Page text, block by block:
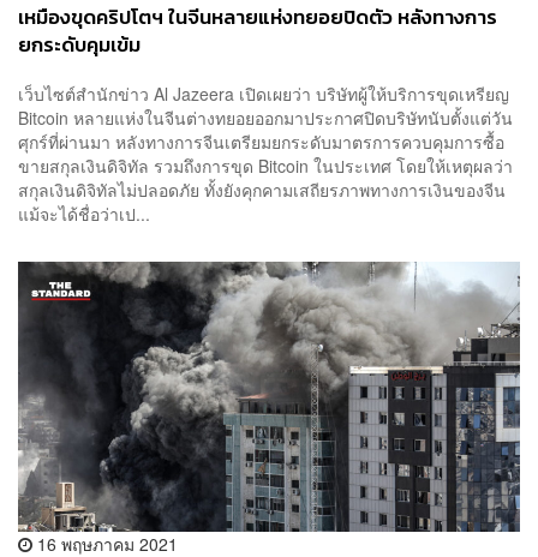
เหมืองขุดคริปโตฯ ในจีนหลายแห่งทยอยปิดตัว หลังทางการ
ยกระดับคุมเข้ม
เว็บไซต์สำนักข่าว Al Jazeera เปิดเผยว่า บริษัทผู้ให้บริการขุดเหรียญ
Bitcoin หลายแห่งในจีนต่างทยอยออกมาประกาศปิดบริษัทนับตั้งแต่วัน
ศุกร์ที่ผ่านมา หลังทางการจีนเตรียมยกระดับมาตรการควบคุมการซื้อ
ขายสกุลเงินดิจิทัล รวมถึงการขุด Bitcoin ในประเทศ โดยให้เหตุผลว่า
สกุลเงินดิจิทัลไม่ปลอดภัย ทั้งยังคุกคามเสถียรภาพทางการเงินของจีน
แม้จะได้ชื่อว่าเป...
16 พฤษภาคม 2021